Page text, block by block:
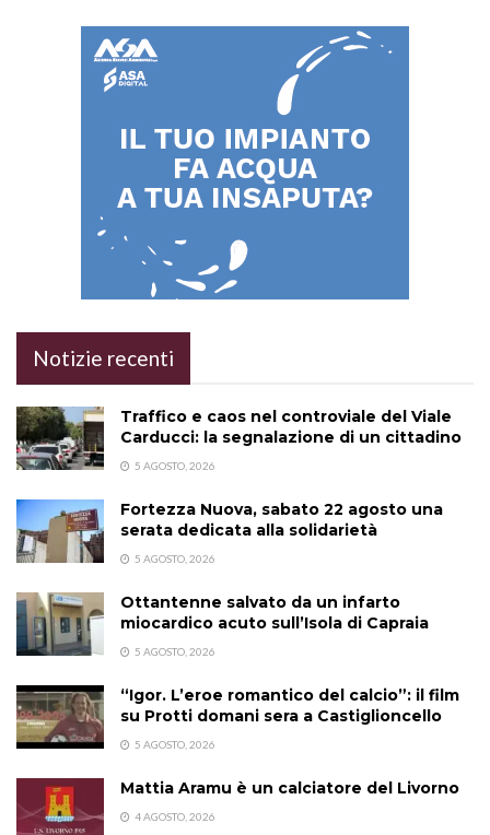
Notizie recenti
Traffico e caos nel controviale del Viale
Carducci: la segnalazione di un cittadino
5 AGOSTO, 2026
Fortezza Nuova, sabato 22 agosto una
serata dedicata alla solidarietà
5 AGOSTO, 2026
Ottantenne salvato da un infarto
miocardico acuto sull’Isola di Capraia
5 AGOSTO, 2026
“Igor. L’eroe romantico del calcio”: il film
su Protti domani sera a Castiglioncello
5 AGOSTO, 2026
Mattia Aramu è un calciatore del Livorno
4 AGOSTO, 2026